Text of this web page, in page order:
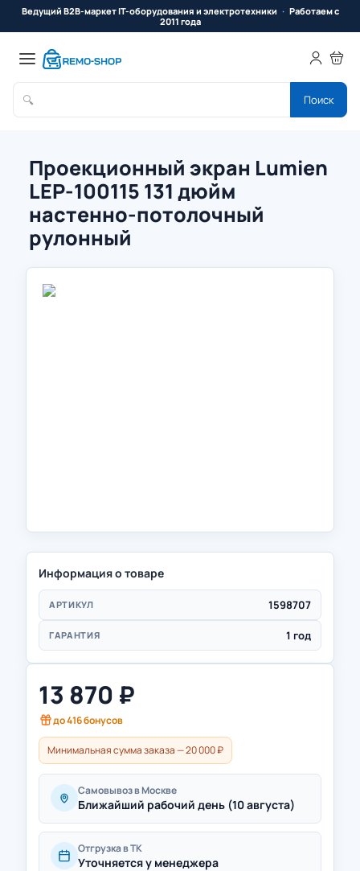
Ведущий B2B-маркет IT-оборудования и электротехники
Работаем с
2011 года
🔍 Поиск
Проекционный экран Lumien
LEP-100115 131 дюйм
настенно-потолочный
рулонный
Информация о товаре
АРТИКУЛ 1598707
ГАРАНТИЯ 1 год
13 870 ₽
до416бонусов
Минимальная сумма заказа — 20 000 ₽
Самовывоз в Москве
Ближайший рабочий день (10 августа)
Отгрузка в ТК
Уточняется у менеджера